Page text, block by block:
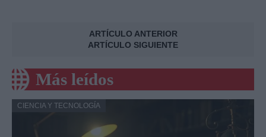
ARTÍCULO ANTERIOR
ARTÍCULO SIGUIENTE
Más leídos
CIENCIA Y TECNOLOGÍA